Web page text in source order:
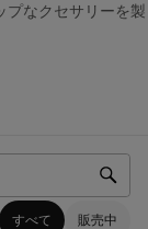
プなクセサリーを製
すべて 販売中